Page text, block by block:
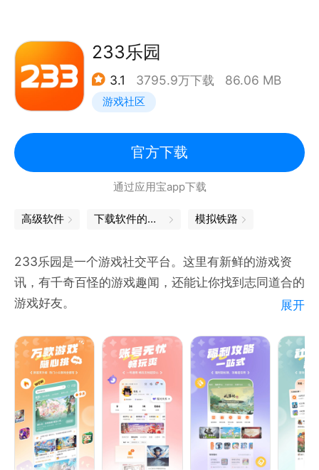
233乐园
3.1 3795.9万下载 86.06 MB
游戏社区
官方下载
通过应用宝app下载
高级软件 下载软件的软件 模拟铁路
233乐园是一个游戏社交平台。这里有新鲜的游戏资
讯，有千奇百怪的游戏趣闻，还能让你找到志同道合的
游戏好友。
【精彩社区】
好玩又有趣的游戏社区，发现你喜欢的那一款。
【社区交友】
交流游戏中的有趣瞬间，寻找志同道合的游戏好友。
展开